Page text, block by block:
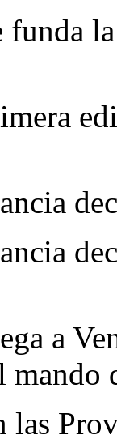
funda
a
las